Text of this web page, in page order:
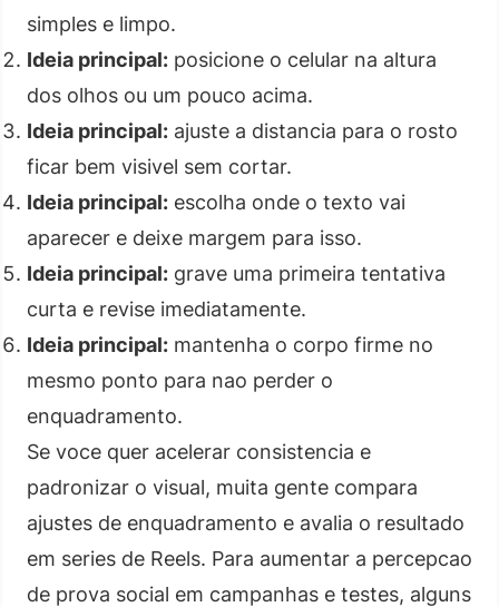
simples e limpo.
Ideia principal: posicione o celular na altura
dos olhos ou um pouco acima.
Ideia principal: ajuste a distancia para o rosto
ficar bem visivel sem cortar.
Ideia principal: escolha onde o texto vai
aparecer e deixe margem para isso.
Ideia principal: grave uma primeira tentativa
curta e revise imediatamente.
Ideia principal: mantenha o corpo firme no
mesmo ponto para nao perder o
enquadramento.
Se voce quer acelerar consistencia e
padronizar o visual, muita gente compara
ajustes de enquadramento e avalia o resultado
em series de Reels. Para aumentar a percepcao
de prova social em campanhas e testes, alguns